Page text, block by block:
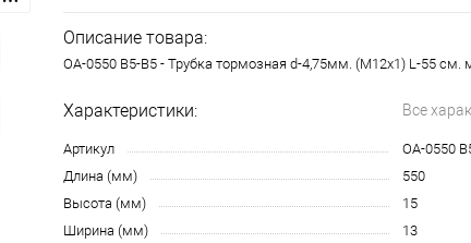
Описание товара:
OA-0550 B5-B5 - Трубка тормозная d-4,75мм. (М12х1) L-55 см.
Характеристики: Все
Артикул
OA-0550
Длина (мм)
550
Высота (мм)
15
Ширина (мм)
13